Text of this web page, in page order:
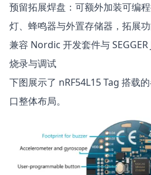
预留拓展焊盘：可额外加装可编
灯、蜂鸣器与外置存储器，拓展
兼容 Nordic 开发套件与
烧录与调试
下图展示了 nRF54L15 Tag 搭载
口整体布局。